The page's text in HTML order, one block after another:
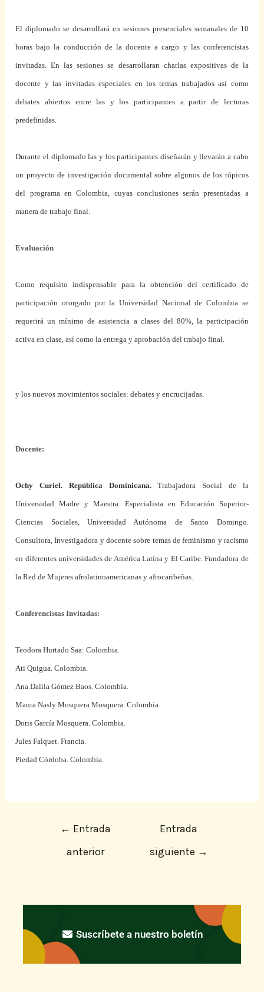
El diplomado se desarrollará en sesiones presenciales semanales de 10
horas bajo la conducción de la docente a cargo y las conferencistas
invitadas. En las sesiones se desarrollaran charlas expositivas de la
docente y las invitadas especiales en los temas trabajados así como
debates abiertos entre las y los participantes a partir de lecturas
predefinidas.
Durante el diplomado las y los participantes diseñarán y llevarán a cabo
un proyecto de investigación documental sobre algunos de los tópicos
del programa en Colombia, cuyas conclusiones serán presentadas a
manera de trabajo final.
Evaluación
Como requisito indispensable para la obtención del certificado de
participación otorgado por la Universidad Nacional de Colombia se
requerirá un mínimo de asistencia a clases del 80%, la participación
activa en clase, así como la entrega y aprobación del trabajo final.
y los nuevos movimientos sociales: debates y encrucijadas.
Docente:
Ochy Curiel. República Dominicana.Trabajadora Social de la
Universidad Madre y Maestra. Especialista en Educación Superior-
Ciencias Sociales, Universidad Autónoma de Santo Domingo.
Consultora, Investigadora y docente sobre temas de feminismo y racismo
en diferentes universidades de América Latina y El Caribe. Fundadora de
la Red de Mujeres afrolatinoamericanas y afrocaribeñas.
Conferencistas Invitadas:
Teodora Hurtado Saa: Colombia.
Ati Quigua. Colombia.
Ana Dalila Gómez Baos. Colombia.
Maura Nasly Mosquera Mosquera. Colombia.
Doris García Mosquera. Colombia.
Jules Falquet. Francia.
Piedad Córdoba. Colombia.
← Entrada
anterior
Entrada
siguiente →
Suscríbete a nuestro boletín